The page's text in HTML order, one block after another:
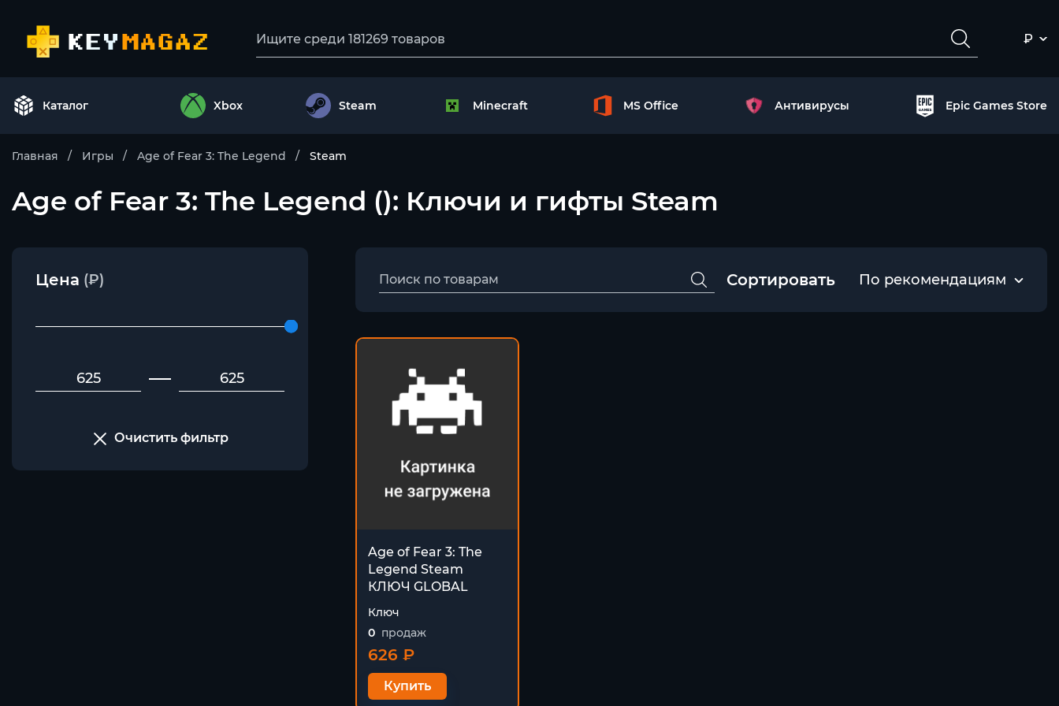
₽
Каталог Xbox Steam Minecraft MS Office Антивирусы Epic Games Store
Главная Игры Age of Fear 3: The Legend Steam
Age of Fear 3: The Legend (): Ключи и гифты Steam
Цена (₽)
Очистить фильтр
Сортировать По рекомендациям
Age of Fear 3: The
Legend Steam
КЛЮЧ GLOBAL
Ключ
0 продаж
626 ₽
Купить